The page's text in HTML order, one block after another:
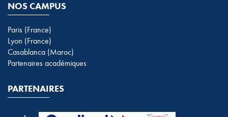
NOS CAMPUS
Paris (France)
Lyon (France)
Casablanca (Maroc)
Partenaires académiques
PARTENAIRES